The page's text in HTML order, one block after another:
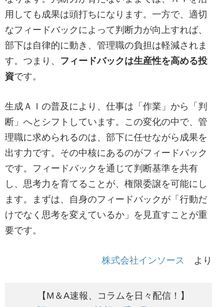
用しても成果は頭打ちになります。一方で、適切
なフィードバックによって判断力が向上すれば、
部下は自律的に動き、管理職の負担は軽減されま
す。つまり、 フィードバックは生産性を高める投
資です。
生成ＡＩの普及により、仕事は「作業」から「判
断」へとシフトしています。この変化の中で、管
理職に求められるのは、部下に任せながら成果を
出す力です。その中核にあるのがフィードバック
です。フィードバックを通じて判断基準を共有
し、思考力を育てることが、権限委譲を可能にし
ます。まずは、自身のフィードバックが「行動だ
けでなく思考を変えているか」を見直すことが重
要です。
株式会社インソース より
【M＆A速報、コラムを日々配信！】